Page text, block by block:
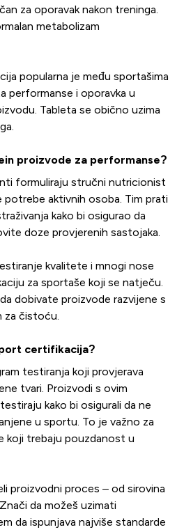
za oporavak nakon treninga.
metabolizam
popularna je među sportašima
performanse i oporavka u
Tableta se obično uzima
proizvode za performanse?
formuliraju stručni nutricionist
potrebe aktivnih osoba. Tim prati
kako bi osigurao da
doze provjerenih sastojaka.
kvalitete i mnogi nose
za sportaše koji se natječu.
dobivate proizvode razvijene s
za čistoću.
certifikacija?
testiranja koji provjerava
tvari. Proizvodi s ovim
kako bi osigurali da ne
u sportu. To je važno za
koji trebaju pouzdanost u
proizvodni proces – od sirovina
da možeš uzimati
da ispunjava najviše standarde